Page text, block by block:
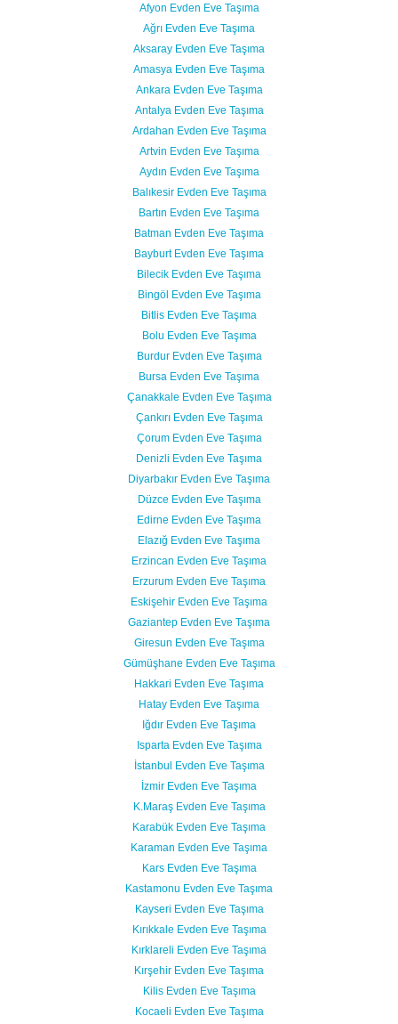
Afyon Evden Eve Taşıma
Ağrı Evden Eve Taşıma
Aksaray Evden Eve Taşıma
Amasya Evden Eve Taşıma
Ankara Evden Eve Taşıma
Antalya Evden Eve Taşıma
Ardahan Evden Eve Taşıma
Artvin Evden Eve Taşıma
Aydın Evden Eve Taşıma
Balıkesir Evden Eve Taşıma
Bartın Evden Eve Taşıma
Batman Evden Eve Taşıma
Bayburt Evden Eve Taşıma
Bilecik Evden Eve Taşıma
Bingöl Evden Eve Taşıma
Bitlis Evden Eve Taşıma
Bolu Evden Eve Taşıma
Burdur Evden Eve Taşıma
Bursa Evden Eve Taşıma
Çanakkale Evden Eve Taşıma
Çankırı Evden Eve Taşıma
Çorum Evden Eve Taşıma
Denizli Evden Eve Taşıma
Diyarbakır Evden Eve Taşıma
Düzce Evden Eve Taşıma
Edirne Evden Eve Taşıma
Elazığ Evden Eve Taşıma
Erzincan Evden Eve Taşıma
Erzurum Evden Eve Taşıma
Eskişehir Evden Eve Taşıma
Gaziantep Evden Eve Taşıma
Giresun Evden Eve Taşıma
Gümüşhane Evden Eve Taşıma
Hakkari Evden Eve Taşıma
Hatay Evden Eve Taşıma
Iğdır Evden Eve Taşıma
Isparta Evden Eve Taşıma
İstanbul Evden Eve Taşıma
İzmir Evden Eve Taşıma
K.Maraş Evden Eve Taşıma
Karabük Evden Eve Taşıma
Karaman Evden Eve Taşıma
Kars Evden Eve Taşıma
Kastamonu Evden Eve Taşıma
Kayseri Evden Eve Taşıma
Kırıkkale Evden Eve Taşıma
Kırklareli Evden Eve Taşıma
Kırşehir Evden Eve Taşıma
Kilis Evden Eve Taşıma
Kocaeli Evden Eve Taşıma